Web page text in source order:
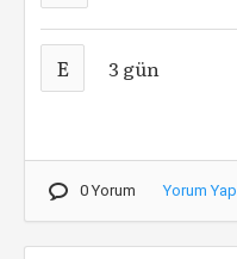
E 3 gün
0 Yorum Yorum Yap